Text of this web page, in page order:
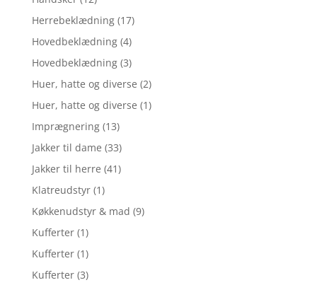
Herrebeklædning (17)
Hovedbeklædning (4)
Hovedbeklædning (3)
Huer, hatte og diverse (2)
Huer, hatte og diverse (1)
Imprægnering (13)
Jakker til dame (33)
Jakker til herre (41)
Klatreudstyr (1)
Køkkenudstyr & mad (9)
Kufferter (1)
Kufferter (1)
Kufferter (3)